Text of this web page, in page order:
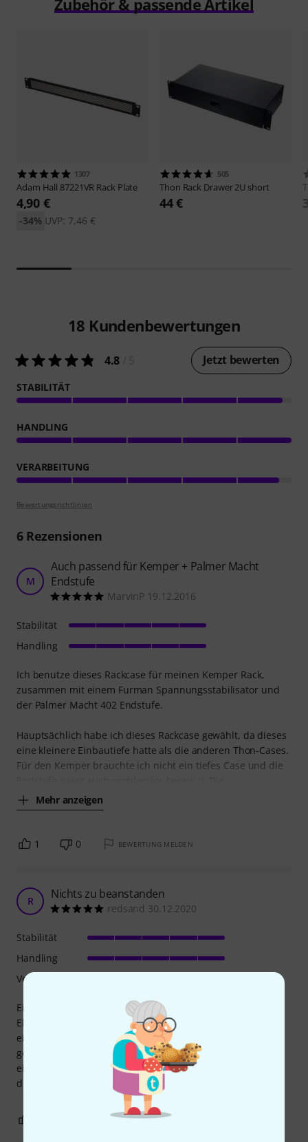
1307
Adam Hall 87221VR Rack Plate
4,90 €
UVP: 7,46 €
-34%
505
Thon Rack Drawer 2U short
44 €
18 Kundenbewertungen
4.8 Jetzt bewerten
STABILITÄT
HANDLING
VERARBEITUNG
Bewertungsrichtlinien
6Rezensionen
M
Auch passend für Kemper + Palmer Macht
Endstufe
MarvinP 19.12.2016
Ich benutze dieses Rackcase für meinen Kemper Rack,
zusammen mit einem Furman Spannungsstabilisator und
der Palmer Macht 402 Endstufe.
Hauptsächlich habe ich dieses Rackcase gewählt, da dieses
eine kleinere Einbautiefe hatte als die anderen Thon-Cases.
Für den Kemper brauchte ich nicht ein tiefes Case und die
Mehr anzeigen
Stabilität
Handling
1 0 BEWERTUNG MELDEN
R Nichts zu beanstanden
redsand 30.12.2020
Ein sauber verarbeitetes Case mit guter Passform. Alle
Elemente passen zusammen und funktionieren
einwandfrei. Der Geräteschutz ist durch den Shockmount
gegeben. Das Preis Leistungs Verhältnis ist fair. Störend ist
eigentlich nur das übetrieben große "Thon"-Logo an einer
der beiden Verschlussklappen.
Stabilität
Handling
Verarbeitung
BEWERTUNG MELDEN